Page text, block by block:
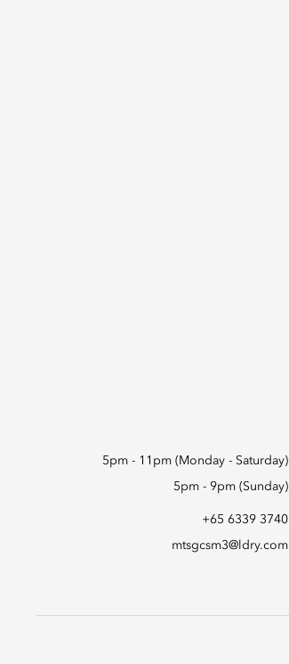
5pm - 11pm (Monday - Saturday)
5pm - 9pm (Sunday)
+65 6339 3740
mtsgcsm3@ldry.com